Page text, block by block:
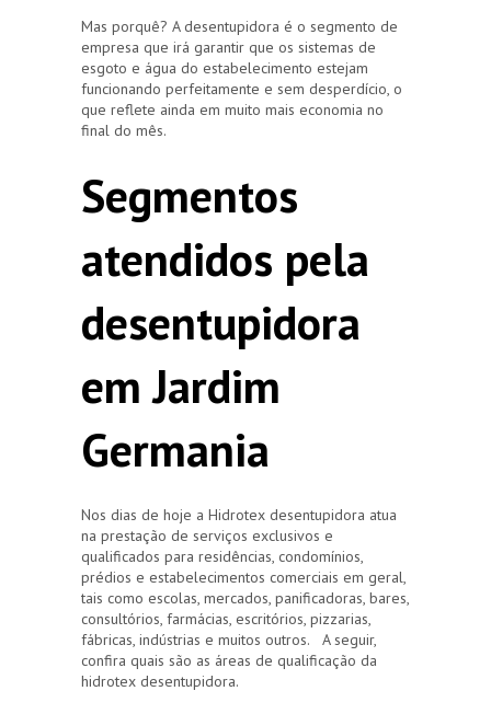
Mas porquê? A desentupidora é o segmento de
empresa que irá garantir que os sistemas de
esgoto e água do estabelecimento estejam
funcionando perfeitamente e sem desperdício, o
que reflete ainda em muito mais economia no
final do mês.
Segmentos
atendidos pela
desentupidora
em Jardim
Germania
Nos dias de hoje a Hidrotex desentupidora atua
na prestação de serviços exclusivos e
qualificados para residências, condomínios,
prédios e estabelecimentos comerciais em geral,
tais como escolas, mercados, panificadoras, bares,
consultórios, farmácias, escritórios, pizzarias,
fábricas, indústrias e muitos outros. A seguir,
confira quais são as áreas de qualificação da
hidrotex desentupidora.